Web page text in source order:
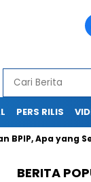
PERS RILIS
yang
BERITA